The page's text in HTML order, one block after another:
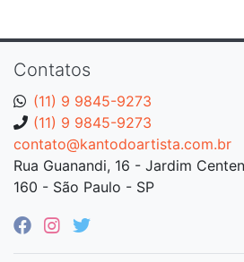
Contatos
(11) 9 9845-9273
(11) 9 9845-9273
contato@kantodoartista.com.br
Rua Guanandi, 16 - Jardim
160 - São Paulo - SP